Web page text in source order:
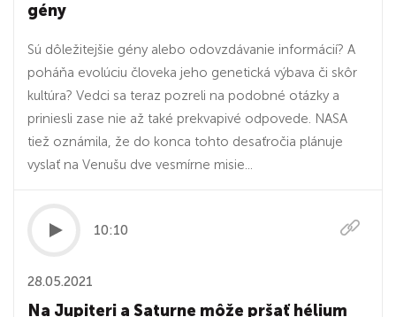
gény
Sú dôležitejšie gény alebo odovzdávanie informácií? A
poháňa evolúciu človeka jeho genetická výbava či skôr
kultúra? Vedci sa teraz pozreli na podobné otázky a
priniesli zase nie až také prekvapivé odpovede. NASA
tiež oznámila, že do konca tohto desaťročia plánuje
vyslať na Venušu dve vesmírne misie...
10:10
28.05.2021
Na Jupiteri a Saturne môže pršať hélium